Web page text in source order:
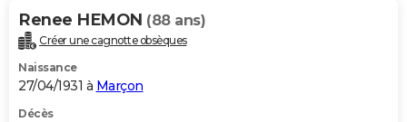
Renee HEMON (88 ans)
Créer une cagnotte obsèques
Naissance
27/04/1931 à Marçon
Décès